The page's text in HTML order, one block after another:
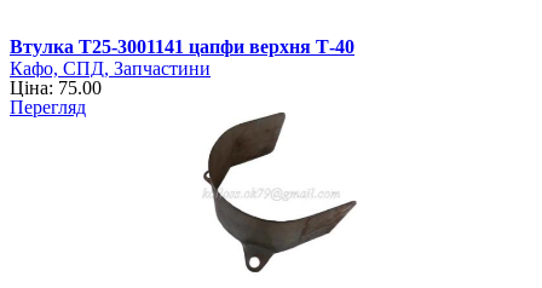
Втулка Т25-3001141 цапфи верхня Т-40
Кафо, СПД, Запчастини
Ціна: 75.00
Перегляд